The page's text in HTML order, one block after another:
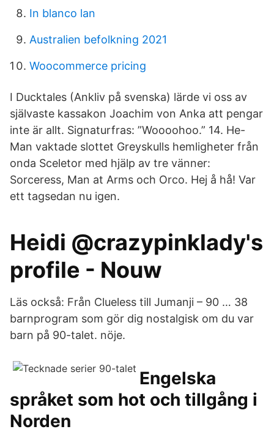
In blanco lan
Australien befolkning 2021
Woocommerce pricing
I Ducktales (Ankliv på svenska) lärde vi oss av
självaste kassakon Joachim von Anka att pengar
inte är allt. Signaturfras: ”Woooohoo.” 14. He-
Man vaktade slottet Greyskulls hemligheter från
onda Sceletor med hjälp av tre vänner:
Sorceress, Man at Arms och Orco. Hej å hå! Var
ett tagsedan nu igen.
Heidi @crazypinklady's
profile - Nouw
Läs också: Från Clueless till Jumanji – 90 … 38
barnprogram som gör dig nostalgisk om du var
barn på 90-talet. nöje.
Engelska
språket som hot och tillgång i
Norden